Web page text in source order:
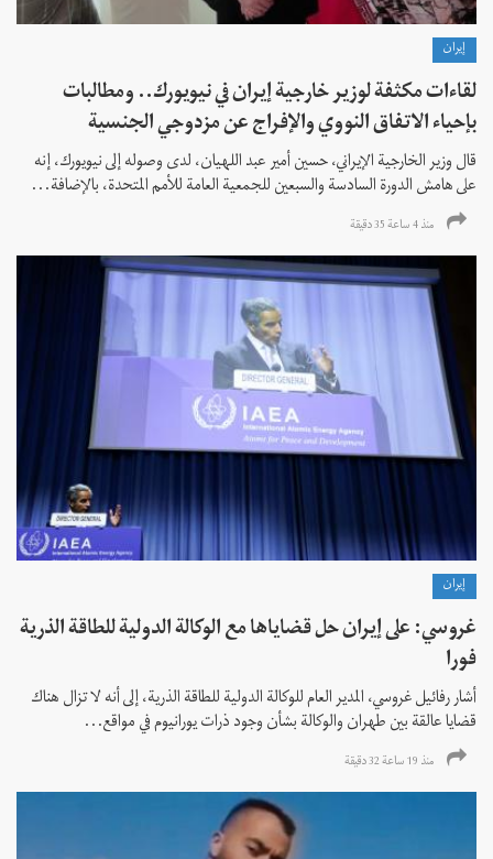
إيران
لقاءات مكثفة لوزير خارجية إيران في نيويورك.. ومطالبات
بإحياء الاتفاق النووي والإفراج عن مزدوجي الجنسية
قال وزير الخارجية الإيراني، حسين أمير عبد اللهيان، لدى وصوله إلى نيويورك، إنه
على هامش الدورة السادسة والسبعين للجمعية العامة للأمم المتحدة، بالإضافة...
منذ 4 ساعة 35 دقیقة
إيران
غروسي: على إيران حل قضاياها مع الوكالة الدولية للطاقة الذرية
فورا
أشار رفائيل غروسي، المدير العام للوكالة الدولية للطاقة الذرية، إلى أنه لا تزال هناك
قضايا عالقة بين طهران والوكالة بشأن وجود ذرات يورانيوم في مواقع...
منذ 19 ساعة 32 دقیقة